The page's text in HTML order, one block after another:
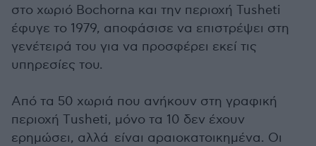
στο χωριό Bochorna και την περιοχή Tusheti
έφυγε το 1979, αποφάσισε να επιστρέψει στη
γενέτειρά του για να προσφέρει εκεί τις
υπηρεσίες του.
Από τα 50 χωριά που ανήκουν στη γραφική
περιοχή Τusheti, μόνο τα 10 δεν έχουν
ερημώσει, αλλά είναι αραιοκατοικημένα. Οι